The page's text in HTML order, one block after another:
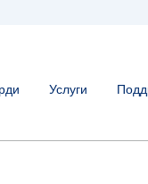
Услуги